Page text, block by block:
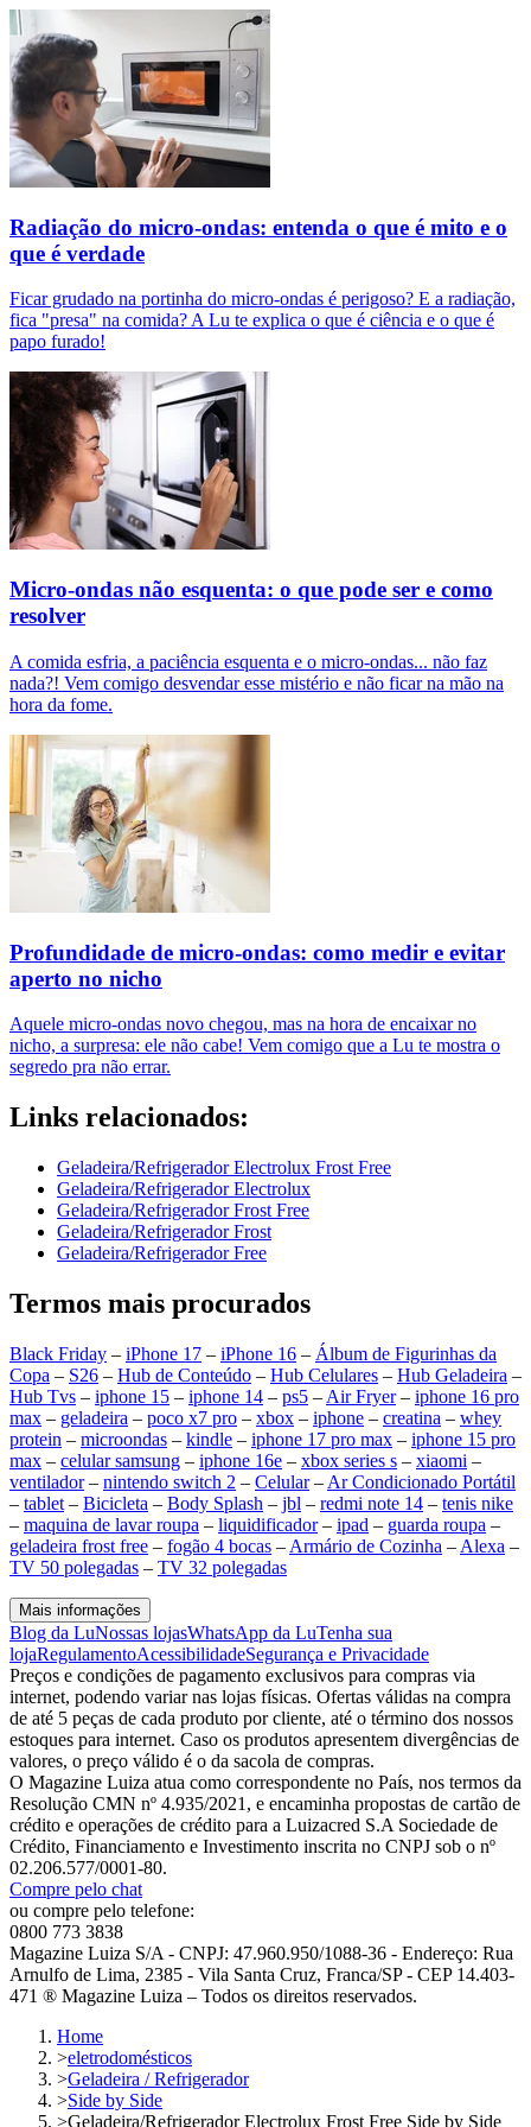
Radiação do micro-ondas: entenda o que é mito e o
que é verdade
Ficar grudado na portinha do micro-ondas é perigoso? E a radiação,
fica "presa" na comida? A Lu te explica o que é ciência e o que é
papo furado!
Micro-ondas não esquenta: o que pode ser e como
resolver
A comida esfria, a paciência esquenta e o micro-ondas... não faz
nada?! Vem comigo desvendar esse mistério e não ficar na mão na
hora da fome.
Profundidade de micro-ondas: como medir e evitar
aperto no nicho
Aquele micro-ondas novo chegou, mas na hora de encaixar no
nicho, a surpresa: ele não cabe! Vem comigo que a Lu te mostra o
segredo pra não errar.
Links relacionados:
Geladeira/Refrigerador Electrolux Frost Free
Geladeira/Refrigerador Electrolux
Geladeira/Refrigerador Frost Free
Geladeira/Refrigerador Frost
Geladeira/Refrigerador Free
Termos mais procurados
Black Friday – iPhone 17 – iPhone 16 – Álbum de Figurinhas da
Copa – S26 – Hub de Conteúdo – Hub Celulares – Hub Geladeira –
Hub Tvs – iphone 15 – iphone 14 – ps5 – Air Fryer– iphone 16 pro
max – geladeira – poco x7 pro – xbox – iphone – creatina – whey
protein – microondas – kindle – iphone 17 pro max – iphone 15 pro
max – celular samsung – iphone 16e – xbox series s – xiaomi –
ventilador– nintendo switch 2 – Celular– Ar Condicionado Portátil
– tablet – Bicicleta – Body Splash – jbl – redmi note 14 – tenis nike
– maquina de lavar roupa – liquidificador– ipad – guarda roupa –
geladeira frost free – fogão 4 bocas – Armário de Cozinha – Alexa –
TV 50 polegadas – TV 32 polegadas
Mais informações
Blog da LuNossas lojasWhatsApp da LuTenha sua
lojaRegulamentoAcessibilidadeSegurança e Privacidade
Preços e condições de pagamento exclusivos para compras via
internet, podendo variar nas lojas físicas. Ofertas válidas na compra
de até 5 peças de cada produto por cliente, até o término dos nossos
estoques para internet. Caso os produtos apresentem divergências de
valores, o preço válido é o da sacola de compras.
O Magazine Luiza atua como correspondente no País, nos termos da
Resolução CMN nº 4.935/2021, e encaminha propostas de cartão de
crédito e operações de crédito para a Luizacred S.A Sociedade de
Crédito, Financiamento e Investimento inscrita no CNPJ sob o nº
02.206.577/0001-80.
Compre pelo chat
ou compre pelo telefone:
0800 773 3838
Magazine Luiza S/A - CNPJ: 47.960.950/1088-36 - Endereço: Rua
Arnulfo de Lima, 2385 - Vila Santa Cruz, Franca/SP - CEP 14.403-
471 ® Magazine Luiza – Todos os direitos reservados.
Home
>eletrodomésticos
>Geladeira / Refrigerador
>Side by Side
>Geladeira/Refrigerador Electrolux Frost Free Side by Side